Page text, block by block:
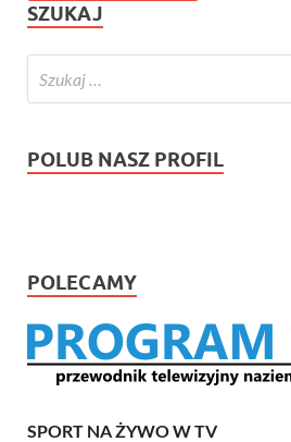
SZUKAJ
POLUB NASZ PROFIL
POLECAMY
SPORT NA ŻYWO W TV